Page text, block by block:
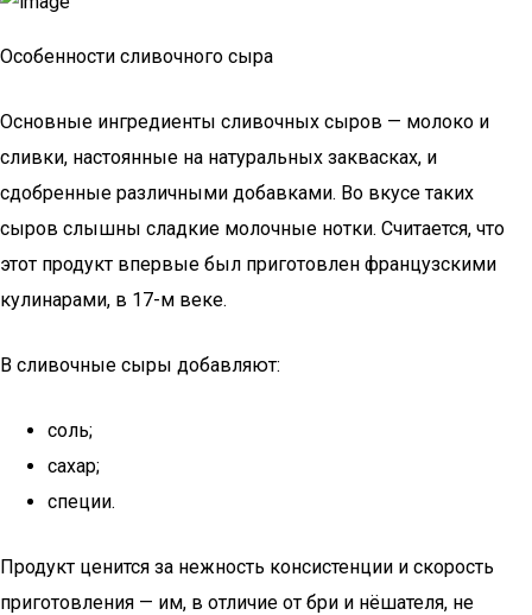
Особенности сливочного сыра
Основные ингредиенты сливочных сыров — молоко и
сливки, настоянные на натуральных заквасках, и
сдобренные различными добавками. Во вкусе таких
сыров слышны сладкие молочные нотки. Считается, что
этот продукт впервые был приготовлен французскими
кулинарами, в 17-м веке.
В сливочные сыры добавляют:
соль;
сахар;
специи.
Продукт ценится за нежность консистенции и скорость
приготовления — им, в отличие от бри и нёшателя, не